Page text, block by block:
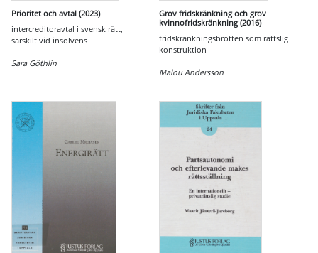
Prioritet och avtal (2023)
intercreditoravtal i svensk rätt,
särskilt vid insolvens
Sara Göthlin
Grov fridskränkning och grov
kvinnofridskränkning (2016)
fridskränkningsbrotten som rättslig
konstruktion
Malou Andersson